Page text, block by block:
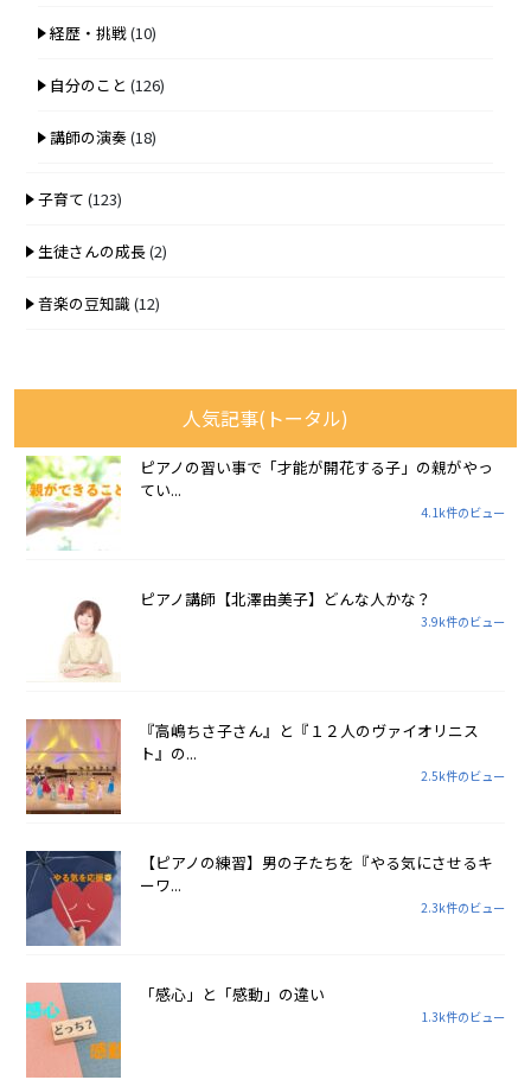
経歴・挑戦(10)
自分のこと (126)
講師の演奏(18)
子育て (123)
生徒さんの成長(2)
音楽の豆知識(12)
人気記事(トータル)
ピアノの習い事で「才能が開花する子」の親がやっ
てい...
4.1k件のビュー
ピアノ講師【北澤由美子】どんな人かな？
3.9k件のビュー
『高嶋ちさ子さん』と『１２人のヴァイオリニス
ト』の...
2.5k件のビュー
【ピアノの練習】男の子たちを『やる気にさせるキ
ーワ...
2.3k件のビュー
「感心」と「感動」の違い
1.3k件のビュー